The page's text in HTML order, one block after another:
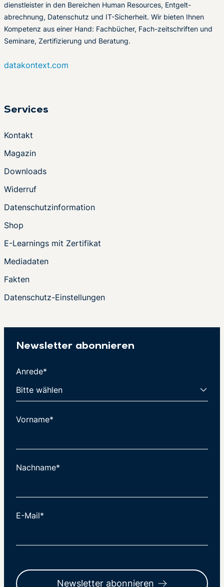
dienstleister in den Bereichen Human Resources, Entgelt-
abrechnung, Datenschutz und IT-Sicherheit. Wir bieten Ihnen
Kompetenz aus einer Hand: Fachbücher, Fach-zeitschriften und
Seminare, Zertifizierung und Beratung.
datakontext.com
Services
Kontakt
Magazin
Downloads
Widerruf
Datenschutzinformation
Shop
E-Learnings mit Zertifikat
Mediadaten
Fakten
Datenschutz-Einstellungen
Newsletter abonnieren
Anrede*
Vorname*
Nachname*
E-Mail*
Newsletter abonnieren